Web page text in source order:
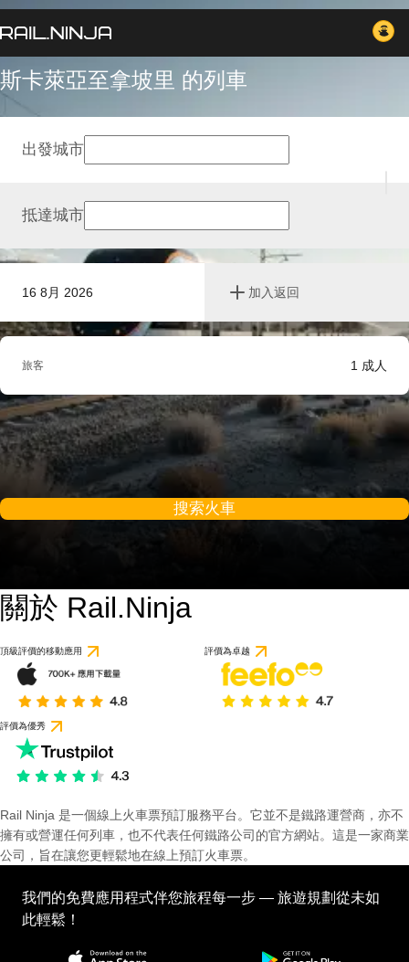
斯卡萊亞至拿坡里 的列車
16 8月 2026 加入返回
出發城市
抵達城市
旅客 1 成人
搜索火車
關於 Rail.Ninja
頂級評價的移動應用 評價為卓越
評價為優秀
Rail Ninja 是一個線上火車票預訂服務平台。它並不是鐵路運營商，亦不
擁有或營運任何列車，也不代表任何鐵路公司的官方網站。這是一家商業
公司，旨在讓您更輕鬆地在線上預訂火車票。
我們的免費應用程式伴您旅程每一步 — 旅遊規劃從未如
此輕鬆！